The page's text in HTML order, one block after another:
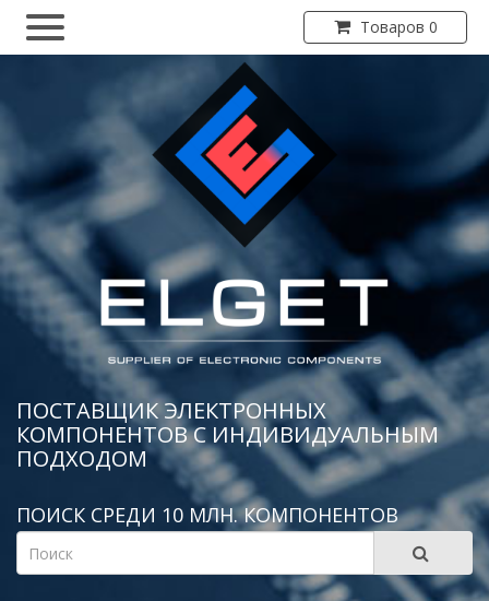
Товаров 0
ПОСТАВЩИК ЭЛЕКТРОННЫХ
КОМПОНЕНТОВ С ИНДИВИДУАЛЬНЫМ
ПОДХОДОМ
ПОИСК СРЕДИ 10 МЛН. КОМПОНЕНТОВ